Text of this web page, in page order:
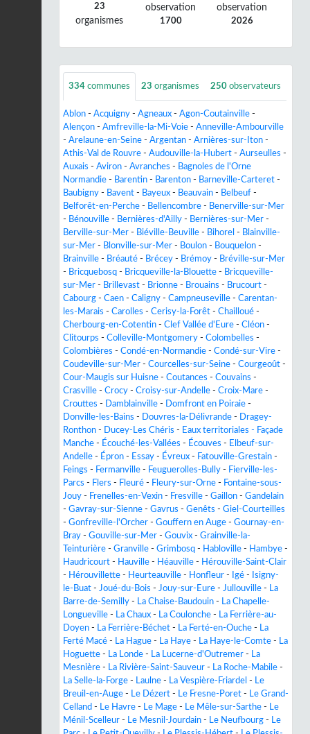
23
organismes
observation
1700
observation
2026
334 communes 23 organismes 250 observateurs
Ablon - Acquigny - Agneaux - Agon-Coutainville -
Alençon - Amfreville-la-Mi-Voie - Anneville-Ambourville
- Arelaune-en-Seine - Argentan - Arnières-sur-Iton -
Athis-Val de Rouvre - Audouville-la-Hubert - Aurseulles -
Auxais - Aviron - Avranches - Bagnoles de l'Orne
Normandie - Barentin - Barenton - Barneville-Carteret -
Baubigny - Bavent - Bayeux - Beauvain - Belbeuf -
Belforêt-en-Perche - Bellencombre - Benerville-sur-Mer
- Bénouville - Bernières-d'Ailly - Bernières-sur-Mer -
Berville-sur-Mer - Biéville-Beuville - Bihorel - Blainville-
sur-Mer - Blonville-sur-Mer - Boulon - Bouquelon -
Brainville - Bréauté - Brécey - Brémoy - Bréville-sur-Mer
- Bricquebosq - Bricqueville-la-Blouette - Bricqueville-
sur-Mer - Brillevast - Brionne - Brouains - Brucourt -
Cabourg - Caen - Caligny - Campneuseville - Carentan-
les-Marais - Carolles - Cerisy-la-Forêt - Chailloué -
Cherbourg-en-Cotentin - Clef Vallée d'Eure - Cléon -
Clitourps - Colleville-Montgomery - Colombelles -
Colombières - Condé-en-Normandie - Condé-sur-Vire -
Coudeville-sur-Mer - Courcelles-sur-Seine - Courgeoût -
Cour-Maugis sur Huisne - Coutances - Couvains -
Crasville - Crocy - Croisy-sur-Andelle - Croix-Mare -
Crouttes - Damblainville - Domfront en Poiraie -
Donville-les-Bains - Douvres-la-Délivrande -
Dragey-
Ronthon - Ducey-Les Chéris - Eaux territoriales - Façade
Manche - Écouché-les-Vallées - Écouves - Elbeuf-sur-
Andelle - Épron - Essay - Évreux - Fatouville-Grestain -
Feings - Fermanville - Feuguerolles-Bully - Fierville-les-
Parcs - Flers - Fleuré - Fleury-sur-Orne - Fontaine-sous-
Jouy - Frenelles-en-Vexin - Fresville - Gaillon - Gandelain
- Gavray-sur-Sienne - Gavrus - Genêts - Giel-Courteilles
- Gonfreville-l'Orcher - Gouffern en Auge - Gournay-en-
Bray - Gouville-sur-Mer - Gouvix - Grainville-la-
Teinturière - Granville - Grimbosq - Habloville - Hambye -
Haudricourt - Hauville - Héauville - Hérouville-Saint-Clair
- Hérouvillette - Heurteauville - Honfleur - Igé -
Isigny-
le-Buat - Joué-du-Bois - Jouy-sur-Eure - Jullouville - La
Barre-de-Semilly - La Chaise-Baudouin - La Chapelle-
Longueville - La Chaux - La Coulonche - La Ferrière-au-
Doyen - La Ferrière-Béchet - La Ferté-en-Ouche - La
Ferté Macé - La Hague - La Haye - La Haye-le-Comte - La
Hoguette - La Londe - La Lucerne-d'Outremer - La
Mesnière - La Rivière-Saint-Sauveur - La Roche-Mabile -
La Selle-la-Forge - Laulne - La Vespière-Friardel - Le
Breuil-en-Auge - Le Dézert - Le Fresne-Poret - Le Grand-
Celland - Le Havre - Le Mage - Le Mêle-sur-Sarthe - Le
Ménil-Scelleur - Le Mesnil-Jourdain - Le Neufbourg - Le